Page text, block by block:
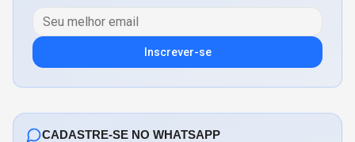
Inscrever-se
CADASTRE-SE NO WHATSAPP